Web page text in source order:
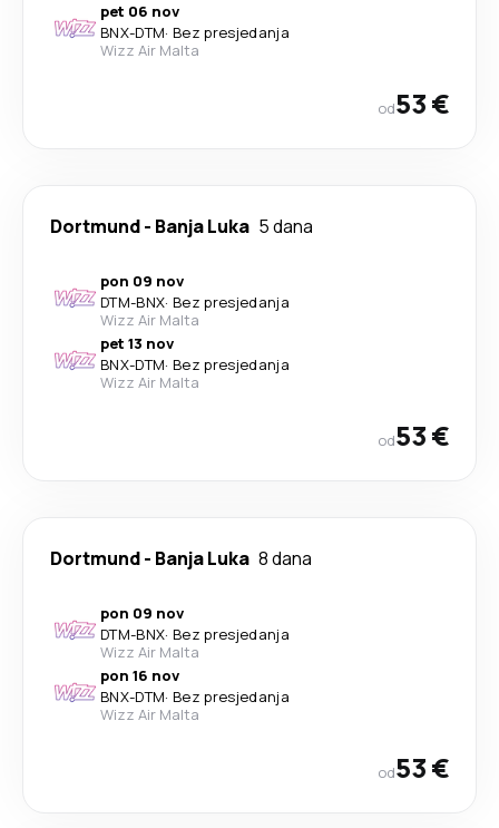
pet 06 nov
BNX-DTM· Bez presjedanja
Wizz Air Malta
od53 €
Dortmund- Banja Luka 5 dana
pon 09 nov
DTM-BNX· Bez presjedanja
Wizz Air Malta
pet 13 nov
BNX-DTM· Bez presjedanja
Wizz Air Malta
od53 €
Dortmund- Banja Luka 8 dana
pon 09 nov
DTM-BNX· Bez presjedanja
Wizz Air Malta
pon 16 nov
BNX-DTM· Bez presjedanja
Wizz Air Malta
od53 €